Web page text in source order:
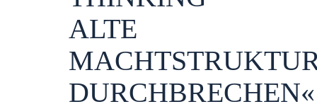
ALTE
DURCHBRECHEN«